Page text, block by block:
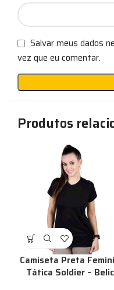
Salvar meus dados
vez que eu comentar.
Produtos
Camiseta Preta
Tática Soldier –